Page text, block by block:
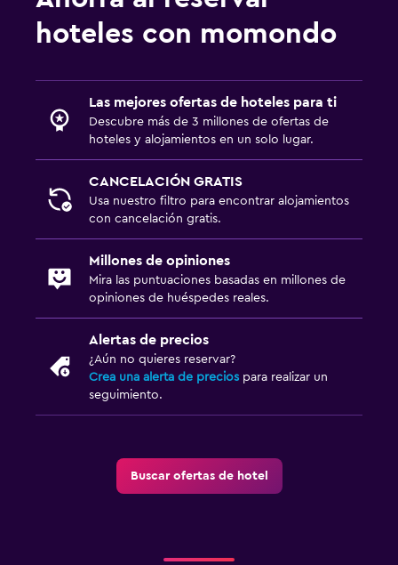
hoteles con momondo
Las mejores ofertas de hoteles para ti
Descubre más de 3 millones de ofertas de
hoteles y alojamientos en un solo lugar.
CANCELACIÓN GRATIS
Usa nuestro filtro para encontrar alojamientos
con cancelación gratis.
Millones de opiniones
Mira las puntuaciones basadas en millones de
opiniones de huéspedes reales.
Alertas de precios
¿Aún no quieres reservar?
Crea una alerta de precios para realizar un
seguimiento.
Buscar ofertas de hotel